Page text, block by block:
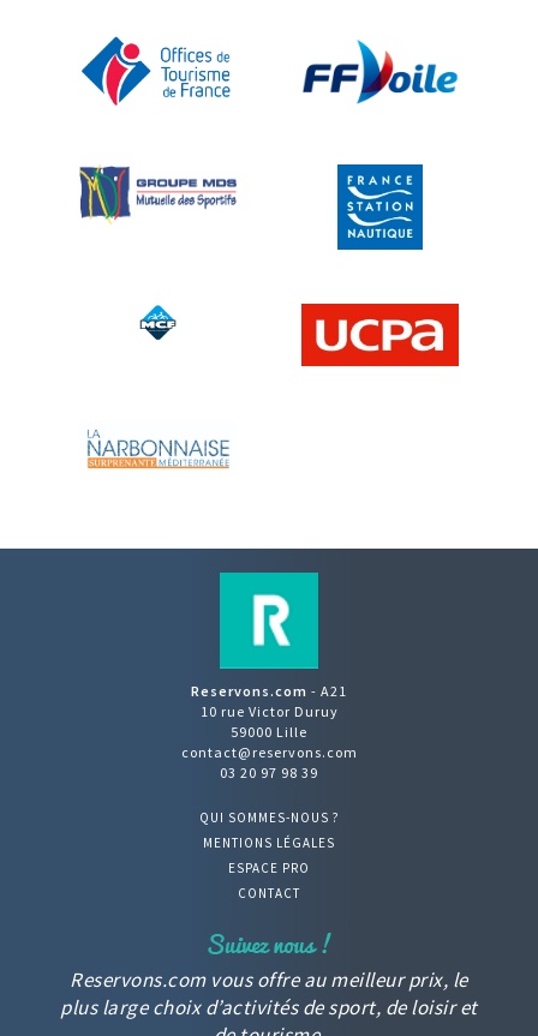
Reservons.com - A21
10 rue Victor Duruy
59000 Lille
contact@reservons.com
03 20 97 98 39
QUI SOMMES-NOUS ?
MENTIONS LÉGALES
ESPACE PRO
CONTACT
Reservons.com vous offre au meilleur prix, le
plus large choix d’activités de sport, de loisir et